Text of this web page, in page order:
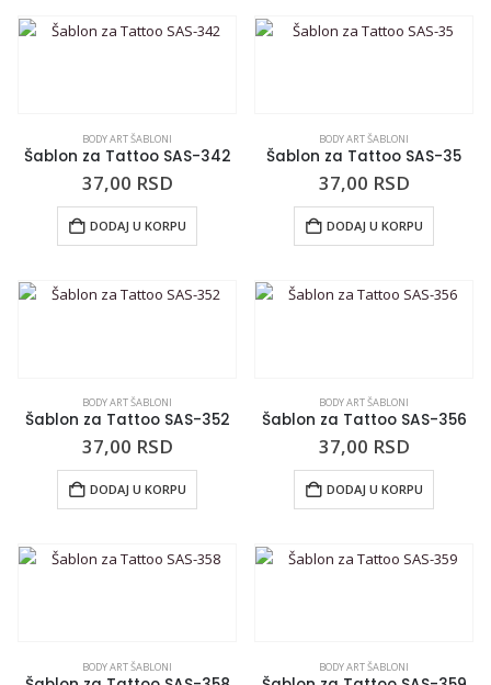
BODY ART ŠABLONI
Šablon za Tattoo SAS-342
37,00 RSD
DODAJ U KORPU
BODY ART ŠABLONI
Šablon za Tattoo SAS-35
37,00 RSD
DODAJ U KORPU
BODY ART ŠABLONI
Šablon za Tattoo SAS-352
37,00 RSD
DODAJ U KORPU
BODY ART ŠABLONI
Šablon za Tattoo SAS-356
37,00 RSD
DODAJ U KORPU
BODY ART ŠABLONI BODY ART ŠABLONI